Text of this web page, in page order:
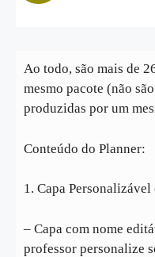
Ao todo, são mais de
mesmo pacote (não
produzidas por um
Conteúdo do Planner:
1. Capa
– Capa com nome
professor personalize